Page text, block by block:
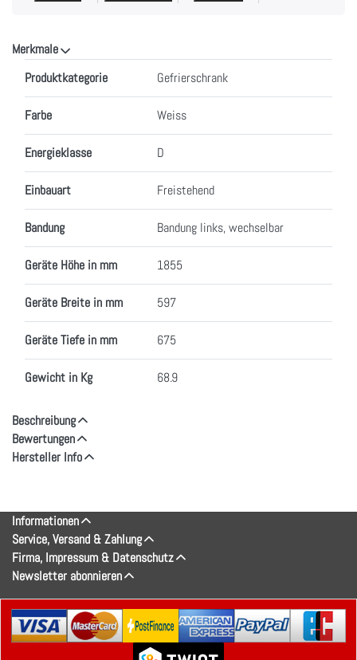
Merkmale
Produktkategorie Gefrierschrank
Farbe Weiss
Energieklasse D
Einbauart Freistehend
Bandung Bandung links, wechselbar
Geräte Höhe in mm 1855
Geräte Breite in mm 597
Geräte Tiefe in mm 675
Gewicht in Kg 68.9
Beschreibung
Bewertungen
Hersteller Info
Informationen
Service, Versand & Zahlung
Firma, Impressum & Datenschutz
Newsletter abonnieren